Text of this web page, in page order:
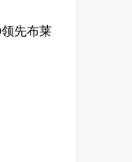
先布莱